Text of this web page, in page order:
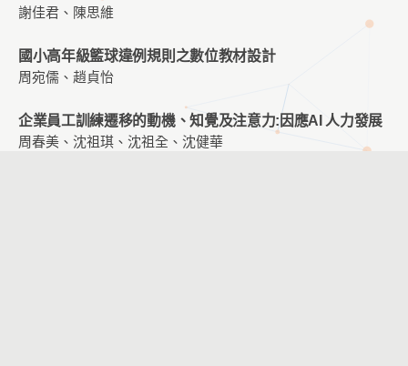
謝佳君、陳思維
國小高年級籃球違例規則之數位教材設計
周宛儒、趙貞怡
企業員工訓練遷移的動機、知覺及注意力:因應AI 人力發展
周春美、沈祖琪、沈祖全、沈健華